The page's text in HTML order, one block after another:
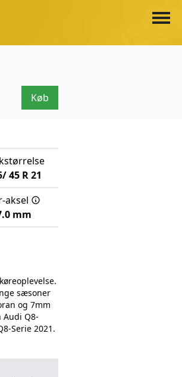
Køb
45 R21
aksel
mm
sæsoner
og 7mm
Audi Q8-